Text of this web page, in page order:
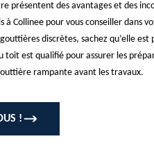
présentent des avantages et des
à Collinee pour vous conseiller dans
discrètes, sachez qu’elle
toit est qualifié pour assurer les
rampante avant les travaux.
!